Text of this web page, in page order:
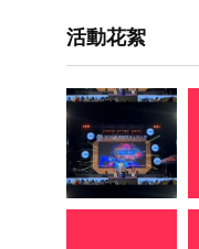
活動花絮